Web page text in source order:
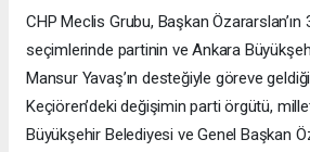
CHP Meclis Grubu, Başkan
seçimlerinde partinin ve Ankara
Mansur Yavaş’ın desteğiyle göreve
Keçiören’deki değişimin parti örgütü,
Büyükşehir Belediyesi ve Genel Başkan